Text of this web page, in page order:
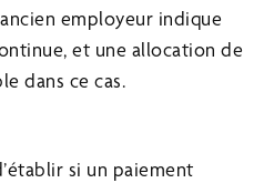
employeur indique
et une allocation de
dans ce cas.
si un paiement